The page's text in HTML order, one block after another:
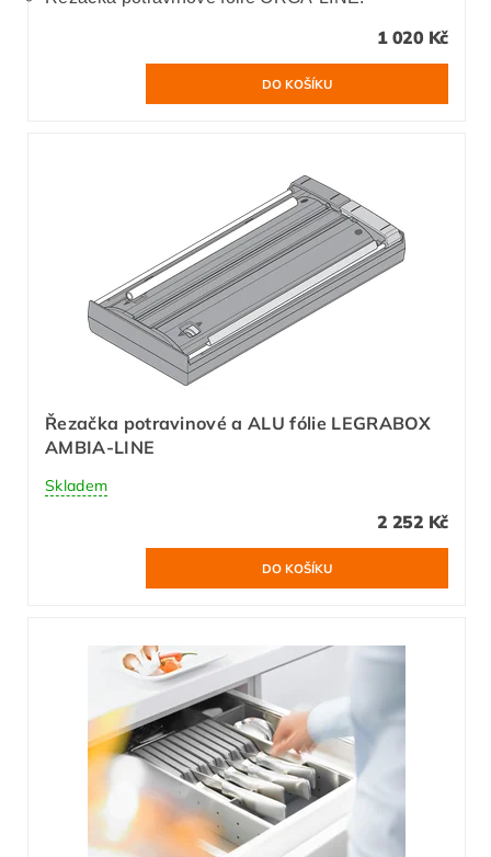
1 020 Kč
Řezačka potravinové a ALU fólie LEGRABOX
AMBIA-LINE
Skladem
2 252 Kč